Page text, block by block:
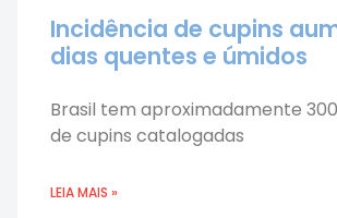
Incidência de cupins
dias quentes e úmidos
Brasil tem aproximadamente
de cupins catalogadas
LEIA MAIS »